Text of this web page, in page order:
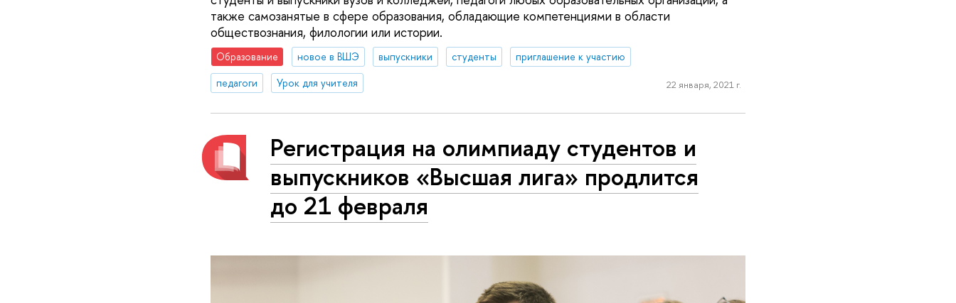
также самозанятые в сфере образования, обладающие компетенциями в области
обществознания, филологии или истории.
Образование новое в ВШЭ выпускники студенты
приглашение к участию
педагоги
Урок для учителя 22 января, 2021 г.
Регистрация на олимпиаду студентов и
выпускников «Высшая лига» продлится
до 21 февраля